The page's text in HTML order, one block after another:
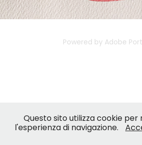
Powered by Adobe
Questo sito utilizza cookie per
l'esperienza di navigazione.